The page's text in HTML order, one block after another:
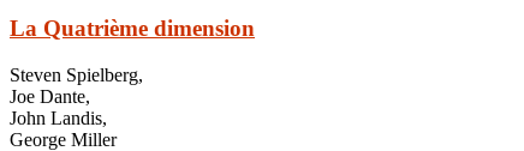
La Quatrième dimension
Steven Spielberg,
Joe Dante,
John Landis,
George Miller